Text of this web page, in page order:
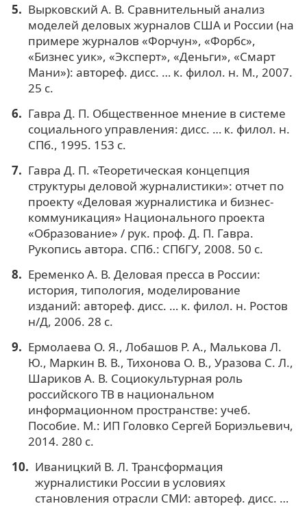
Вырковский А. В. Сравнительный анализ
моделей деловых журналов США и России (на
примере журналов «Форчун», «Форбс»,
«Бизнес уик», «Эксперт», «Деньги», «Смарт
Мани»): автореф. дисс. … к. филол. н. М., 2007.
25 c.
Гавра Д. П. Общественное мнение в системе
социального управления: дисс. … к. филол. н.
СПб., 1995. 153 с.
Гавра Д. П. «Теоретическая концепция
структуры деловой журналистики»: отчет по
проекту «Деловая журналистика и бизнес-
коммуникация» Национального проекта
«Образование» / рук. проф. Д. П. Гавра.
Рукопись автора. СПб.: СПбГУ, 2008. 50 c.
Еременко А. В. Деловая пресса в России:
история, типология, моделирование
изданий: автореф. дисс. … к. филол. н. Ростов
н/Д, 2006. 28 c.
Ермолаева О. Я., Лобашов Р. А., Малькова Л.
Ю., Маркин В. В., Тихонова О. В., Уразова С. Л.,
Шариков А. В. Социокультурная роль
российского ТВ в национальном
информационном пространстве: учеб.
Пособие. М.: ИП Головко Сергей Бориэльевич,
2014. 280 с.
Иваницкий В. Л. Трансформация
журналистики России в условиях
становления отрасли СМИ: автореф. дисс. …